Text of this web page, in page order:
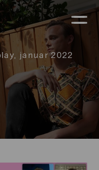
januar 2022